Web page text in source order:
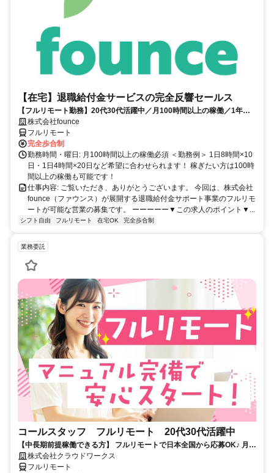
【在宅】退職給付金サービスの完全反響セールス
【フルリモート勤務】20代30代活躍中／月100時間以上の稼働／1年目
の最高月収100万円／営業経験1年あればOK／アポ取りなし提案のみ／
研修制度充実
株式会社founce
フルリモート
完全歩合制
勤務時間・曜日: 月100時間以上の稼働必須 ＜勤務例＞ 1日8時間×10
日・1日4時間×20日など希望に合わせられます！ 稼ぎたい方は100時
間以上の稼働も可能です！
仕事内容: ご覧いただき、ありがとうございます。 今回は、株式会社
founce（ファウンス）が展開する退職給付金サポート事業のフルリモ
ートが可能な営業の募集です。 ーーーーー▼この求人のポイント▼...
シフト自由 フルリモート 在宅OK 完全歩合制
業務委託
コールスタッフ フルリモート 20代30代活躍中
【中長期前提稼働できる方】 フルリモートで日本全国から応募OK♪ 月稼
働80時間で安定収入！
株式会社クラウドワークス
フルリモート